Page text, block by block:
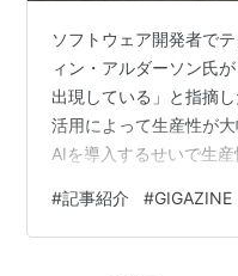
ソフトウェア開発者で
ィン・アルダーソン氏
出現している」と指摘
活用によって生産性が
AIを導入するせいで生
ユーザーで、AI導入に
Codeを使ったり数十も
#記事紹介 #GIGAZINE